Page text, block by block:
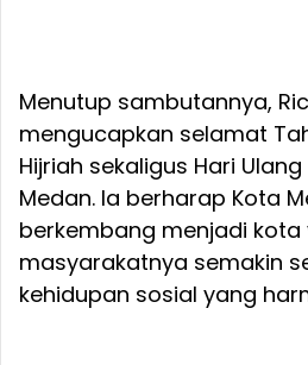
Menutup sambutannya,
mengucapkan selamat
Hijriah sekaligus Hari
Medan. Ia berharap Kota
berkembang menjadi kota
masyarakatnya semakin
kehidupan sosial yang